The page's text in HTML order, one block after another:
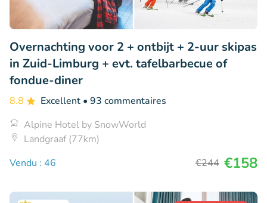
Overnachting voor 2 + ontbijt + 2-uur skipas
in Zuid-Limburg + evt. tafelbarbecue of
fondue-diner
8.8 Excellent • 93 commentaires
Alpine Hotel by SnowWorld
Landgraaf (77km)
Vendu : 46
€244 €158